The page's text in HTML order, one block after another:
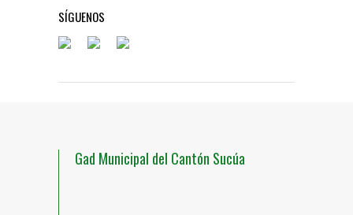
SÍGUENOS
Gad Municipal del Cantón Sucúa